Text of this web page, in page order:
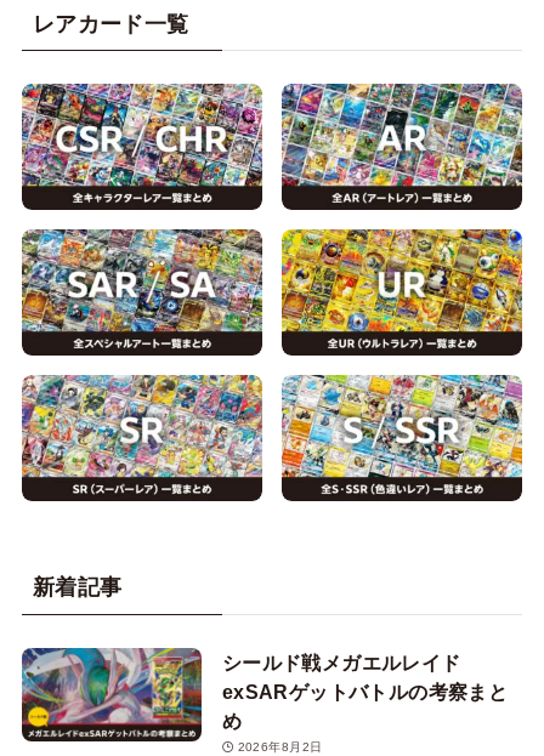
レアカード一覧
新着記事
シールド戦メガエルレイド
exSARゲットバトルの考察まと
め
2026年8月2日